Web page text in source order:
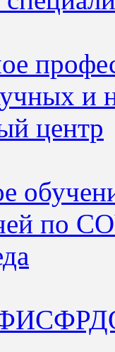
и
центр
по